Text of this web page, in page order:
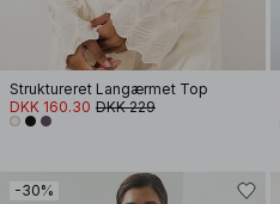
Struktureret Langærmet Top
DKK 160.30 DKK 229
-30%